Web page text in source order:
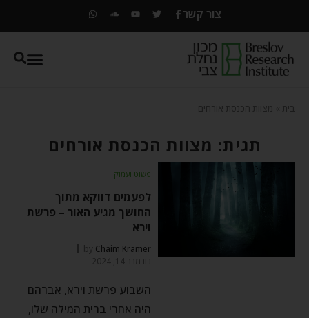
צור קשר
בית מצוות הכנסת אורחים
תגית: מצוות הכנסת אורחים
פשוט ועמוק
לפעמים דווקא מתוך
החושך מגיע האור – פרשת
וירא
by Chaim Kramer
נובמבר 14, 2024
השבוע פרשת וירא, אברהם
היה אחרי ברית המילה שלו,